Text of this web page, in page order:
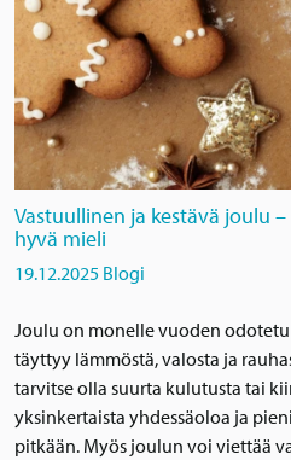
Vastuullinen ja kestävä joulu
hyvä mieli
19.12.2025 Blogi
Joulu on monelle vuoden
täyttyy lämmöstä, valosta ja
tarvitse olla suurta kulutusta tai
yksinkertaista yhdessäoloa ja
pitkään. Myös joulun voi viettää